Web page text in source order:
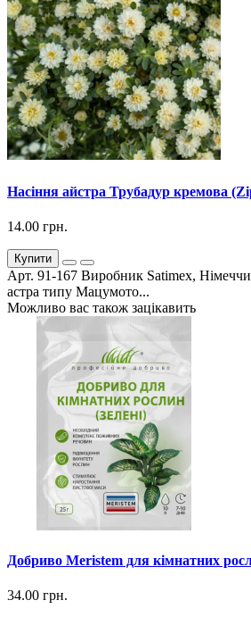
Насіння айстра Трубадур кремова
14.00 грн.
Купити
Арт. 91-167 Виробник Satimex,
астра типу Мацумото...
Можливо вас також зацікавить
Добриво Meristem для кімнатних
34.00 грн.